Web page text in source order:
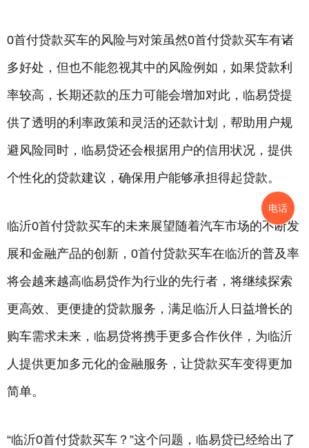
0首付贷款买车的风险与对策虽然0首付贷款买车有诸
多好处，但也不能忽视其中的风险例如，如果贷款利
率较高，长期还款的压力可能会增加对此，临易贷提
供了透明的利率政策和灵活的还款计划，帮助用户规
避风险同时，临易贷还会根据用户的信用状况，提供
个性化的贷款建议，确保用户能够承担得起贷款。
临沂0首付贷款买车的未来展望随着汽车市场的不断发
展和金融产品的创新，0首付贷款买车在临沂的普及率
将会越来越高临易贷作为行业的先行者，将继续探索
更高效、更便捷的贷款服务，满足临沂人日益增长的
购车需求未来，临易贷将携手更多合作伙伴，为临沂
人提供更加多元化的金融服务，让贷款买车变得更加
简单。
“临沂0首付贷款买车？”这个问题，临易贷已经给出了
电话